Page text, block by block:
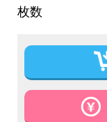
枚数